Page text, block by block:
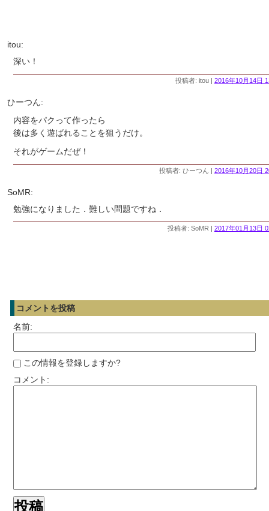
itou:
深い！
投稿者: itou | 2016年10月14日
ひーつん:
内容をパクって作ったら
後は多く遊ばれることを狙うだけ。
それがゲームだぜ！
投稿者: ひーつん | 2016年10月20日
SoMR:
勉強になりました．難しい問題ですね．
投稿者: SoMR | 2017年01月13日
コメントを投稿
名前:
この情報を登録しますか?
コメント: